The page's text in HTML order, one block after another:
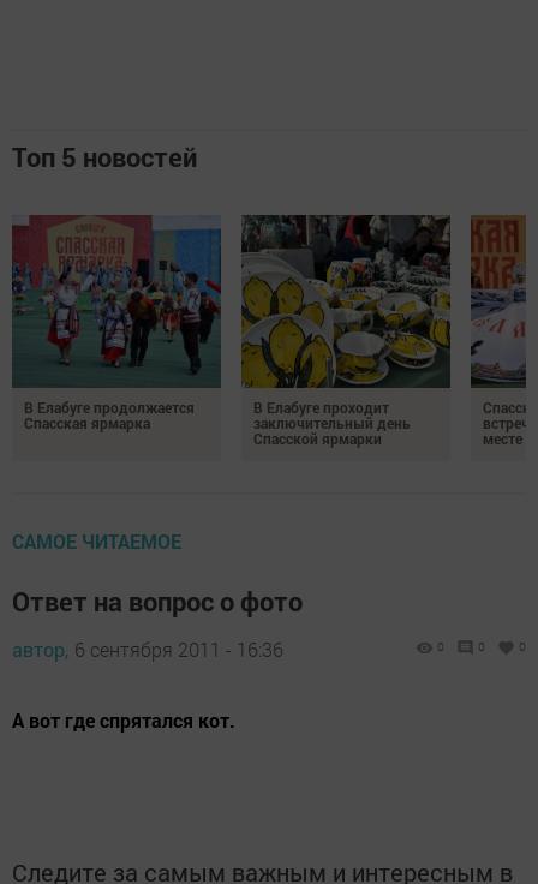
Топ 5 новостей
В Елабуге продолжается
Спасская ярмарка
В Елабуге проходит
заключительный день
Спасской ярмарки
месте
САМОЕ ЧИТАЕМОЕ
Ответ на вопрос о фото
автор, 6 сентября 2011 - 16:36 0 0 0
А вот где спрятался кот.
Следите за самым важным и интересным в